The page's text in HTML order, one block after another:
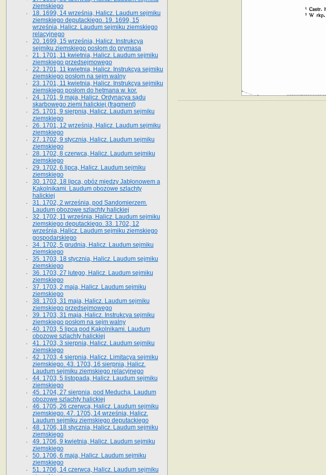
ziemskiego
18. 1699, 14 września, Halicz. Laudum sejmiku
ziemskiego deputackiego. 19. 1699, 15
września, Halicz. Laudum sejmiku ziemskiego
relacyjnego
20. 1699, 15 września, Halicz. Instrukcya
sejmiku ziemskiego posłom do prymasa
21. 1701, 11 kwietnia, Halicz. Laudum sejmiku
ziemskiego przedsejmowego
22. 1701, 11 kwietnia, Halicz. Instrukcya sejmiku
ziemskiego posłom na sejm walny
23. 1701, 11 kwietnia, Halicz. Instrukcya sejmiku
ziemskiego posłom do hetmana w. kor.
24. 1701, 9 maja, Halicz. Ordynacya sądu
skarbowego ziemi halickiej (fragment)
25. 1701, 9 sierpnia, Halicz. Laudum sejmiku
ziemskiego
26. 1701, 12 września, Halicz. Laudum sejmiku
ziemskiego
27. 1702, 9 stycznia, Halicz. Laudum sejmiku
ziemskiego
28. 1702, 8 czerwca, Halicz. Laudum sejmiku
ziemskiego
29. 1702, 6 lipca, Halicz. Laudum sejmiku
ziemskiego
30. 1702, 18 lipca, obóz między Jabłonowem a
Kąkolnikami. Laudum obozowe szlachty
halickiej
31. 1702, 2 września, pod Sandomierzem.
Laudum obozowe szlachty halickiej
32. 1702, 11 września, Halicz. Laudum sejmiku
ziemskiego deputackiego. 33. 1702, 12
września, Halicz. Laudum sejmiku ziemskiego
gospodarskiego
34. 1702, 5 grudnia, Halicz. Laudum sejmiku
ziemskiego
35. 1703, 18 stycznia, Halicz. Laudum sejmiku
ziemskiego
36. 1703, 27 lutego, Halicz. Laudum sejmiku
ziemskiego
37. 1703, 2 maja, Halicz. Laudum sejmiku
ziemskiego
38. 1703, 31 maja, Halicz. Laudum sejmiku
ziemskiego przedsejmowego
39. 1703, 31 maja, Halicz. Instrukcya sejmiku
ziemskiego posłom na sejm walny
40. 1703, 5 lipca pod Kąkolnikami. Laudum
obozowe szlachty halickiej
41­. 1703, 3 sierpnia, Halicz. Laudum sejmiku
ziemskiego
42. 1703, 4 sierpnia, Halicz. Limitacya sejmiku
ziemskiego. 43. 1703, 16 sierpnia, Halicz.
Laudum sejmiku ziemskiego relacyjnego
44. 1703, 5 listopada, Halicz. Laudum sejmiku
ziemskiego
45. 1704, 27 sierpnia, pod Meduchą. Laudum
obozowe szlachty halickiej
46. 1705, 26 czerwca, Halicz. Laudum sejmiku
ziemskiego. 47. 1705, 14 września, Halicz.
Laudum sejmiku ziemskiego deputackiego
48. 1706, 18 stycznia, Halicz. Laudum sejmiku
ziemskiego
49. 1706, 9 kwietnia, Halicz. Laudum sejmiku
ziemskiego
50. 1706, 6 maja, Halicz. Laudum sejmiku
ziemskiego
51. 1706, 14 czerwca, Halicz. Laudum sejmiku